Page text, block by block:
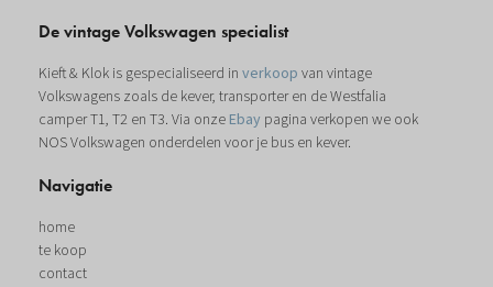
De vintage Volkswagen specialist
Kieft & Klok is gespecialiseerd in verkoop van vintage
Volkswagens zoals de kever, transporter en de Westfalia
camper T1, T2 en T3. Via onze Ebay pagina verkopen we ook
NOS Volkswagen onderdelen voor je bus en kever.
Navigatie
home
te koop
contact